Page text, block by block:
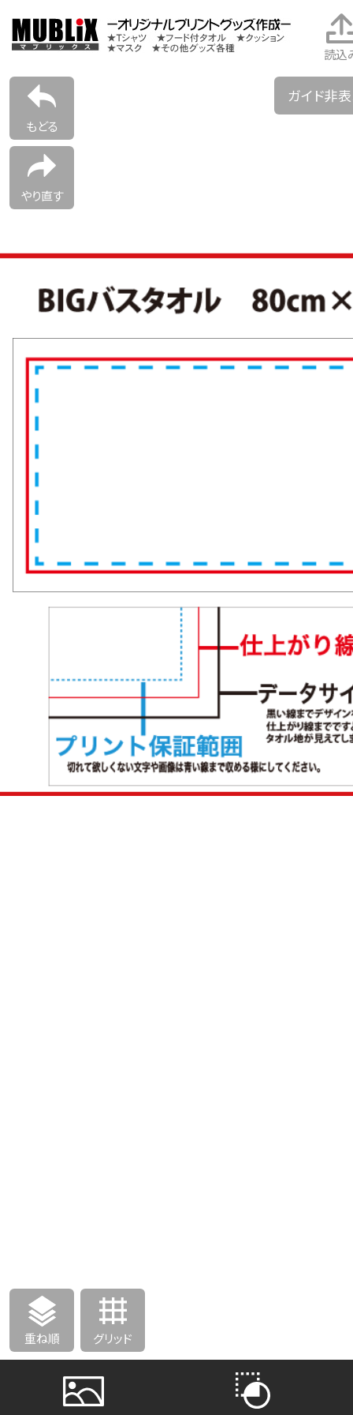
読込
ガイド非
もどる
やり直す
重ね順 グリッド